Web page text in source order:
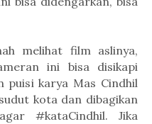
melihat film aslinya,
ini bisa disikapi
puisi karya Mas Cindhil
kota dan dibagikan
#kataCindhil. Jika